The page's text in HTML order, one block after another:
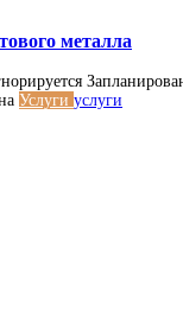
металла
Услуги услуги